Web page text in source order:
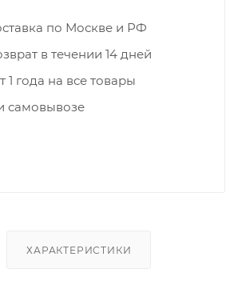
по Москве и РФ
в течении 14 дней
1 года на все товары
самовывозе
ХАРАКТЕРИСТИКИ